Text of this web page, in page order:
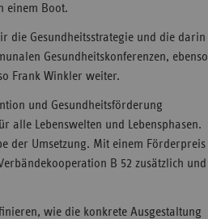
einem Boot.
die Gesundheitsstrategie und die darin
Gesundheitskonferenzen, ebenso
Frank Winkler weiter.
und Gesundheitsförderung
alle Lebenswelten und Lebensphasen.
der Umsetzung. Mit einem Förderpreis
B 52 zusätzlich und
wie die konkrete Ausgestaltung